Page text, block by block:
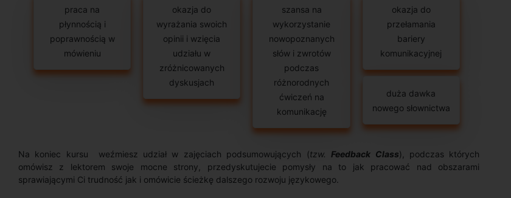
praca na
płynnością i
poprawnością w
mówieniu
okazja do
wyrażania swoich
opinii i wzięcia
udziału w
zróżnicowanych
dyskusjach
szansa na
wykorzystanie
nowopoznanych
słów i zwrotów
podczas
różnorodnych
ćwiczeń na
komunikację
okazja do
przełamania
bariery
komunikacyjnej
duża dawka
nowego słownictwa
Na koniec kursu weźmiesz udział w zajęciach podsumowujących (tzw. Feedback Class), podczas których
omówisz z lektorem swoje mocne strony, przedyskutujecie pomysły na to jak pracować nad obszarami
sprawiającymi Ci trudność jak i omówicie ścieżkę dalszego rozwoju językowego.